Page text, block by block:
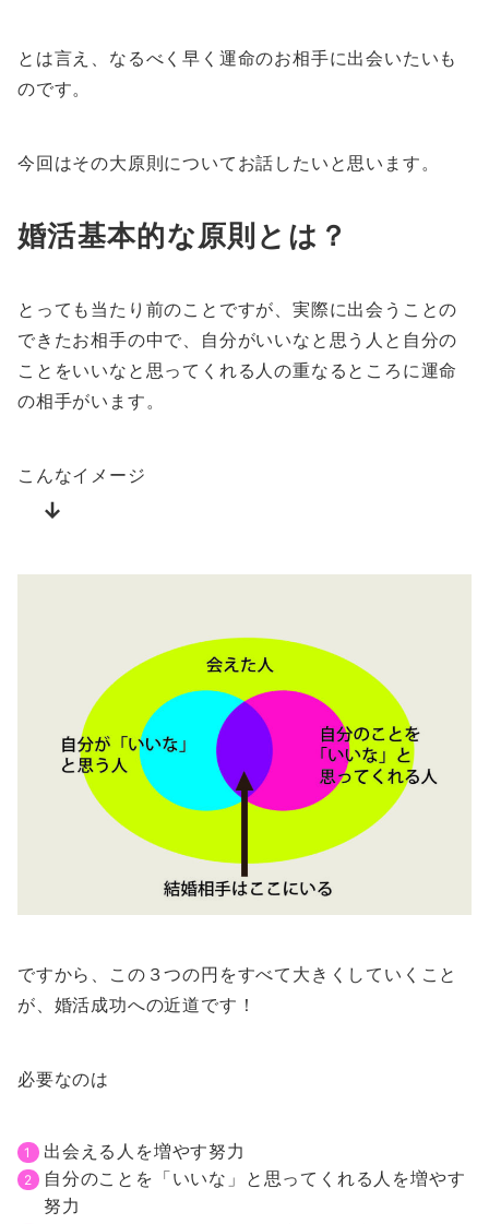
とは言え、なるべく早く運命のお相手に出会いたいも
のです。
今回はその大原則についてお話したいと思います。
婚活基本的な原則とは？
とっても当たり前のことですが、実際に出会うことの
できたお相手の中で、自分がいいなと思う人と自分の
ことをいいなと思ってくれる人の重なるところに運命
の相手がいます。
こんなイメージ
↓
ですから、この３つの円をすべて大きくしていくこと
が、婚活成功への近道です！
必要なのは
出会える人を増やす努力
自分のことを「いいな」と思ってくれる人を増やす
努力